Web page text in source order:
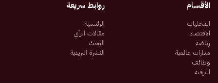
الأقسام
المحليات
الاقتصاد
رياضة
مدارات عالمية
وظائف
الترفيه
روابط سريعة
الرئيسية
مقالات الرأي
البحث
النشرة البريدية